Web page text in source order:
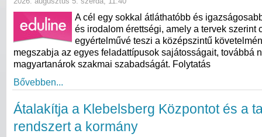
A cél egy sokkal átláthatóbb és
és irodalom érettségi, amely a tervek szerint
egyértelművé teszi a középszintű
megszabja az egyes feladattípusok sajátosságait, továbbá
magyartanárok szakmai szabadságát. Folytatás
Bővebben...
Átalakítja a Klebelsberg Központot és a
rendszert a kormány